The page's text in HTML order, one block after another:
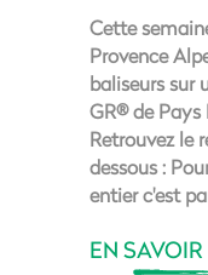
Cette
Provence
baliseurs sur
GR® de Pays
Retrouvez le
dessous :
entier c'est
EN